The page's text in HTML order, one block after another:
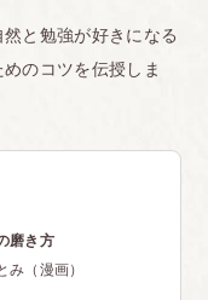
と勉強が好きになる
のコツを伝授しま
磨き方
（漫画）